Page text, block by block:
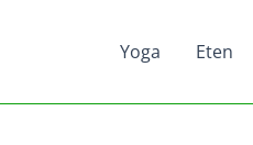
Yoga Eten